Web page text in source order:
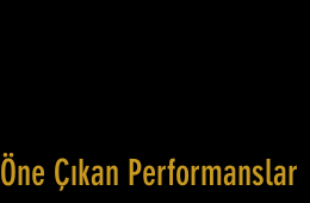
Öne Çıkan Performanslar